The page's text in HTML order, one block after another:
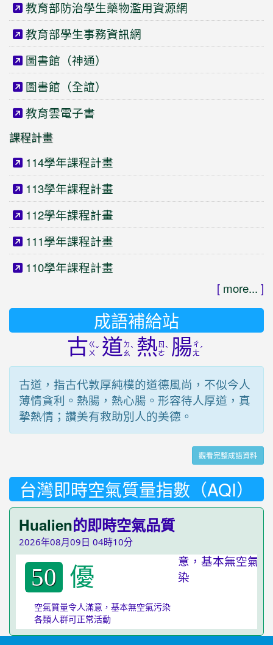
教育部防治學生藥物濫用資源網
教育部學生事務資訊網
圖書館（神通）
圖書館（全誼）
教育雲電子書
課程計畫
114學年課程計畫
113學年課程計畫
112學年課程計畫
111學年課程計畫
110學年課程計畫
[ more... ]
成語補給站
古ㄍ
ㄨˇ 道ㄉ
ㄠˋ 熱ㄖ
ㄜˋ 腸ㄔ
ㄤˊ
古道，指古代敦厚純樸的道德風尚，不似今人
薄情貪利。熱腸，熱心腸。形容待人厚道，真
摯熱情；讚美有救助別人的美德。
觀看完整成語資料
台灣即時空氣質量指數（AQI）
Hualien的即時空氣品質
2026年08月09日 04時10分
50 優
空氣質量令人滿意，基本無空氣污染
各類人群可正常活動